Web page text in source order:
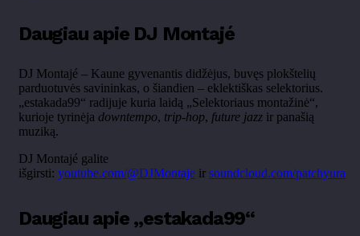
Daugiau apie DJ Montajé
DJ Montajé – Kaune gyvenantis didžėjus, buvęs plokštelių
parduotuvės savininkas, o šiandien – eklektiškas selektorius.
„estakada99“ radijuje kuria laidą „Selektoriaus montažinė“,
kurioje tyrinėja downtempo, trip-hop, future jazz ir panašią
muziką.
DJ Montajé galite
išgirsti: youtube.com/@DJMontaje ir soundcloud.com/patchyura
Daugiau apie „estakada99“